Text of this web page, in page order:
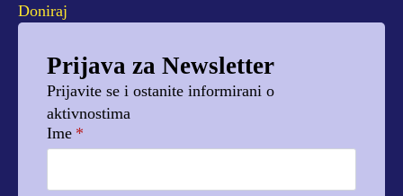
Doniraj
Prijava za Newsletter
Prijavite se i ostanite informirani o
aktivnostima
Ime *